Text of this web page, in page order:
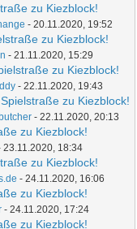
zu Kiezblock!
- 20.11.2020, 19:52
zu Kiezblock!
- 21.11.2020, 15:29
zu Kiezblock!
- 22.11.2020, 19:43
zu Kiezblock!
butcher - 22.11.2020, 20:13
zu Kiezblock!
23.11.2020, 18:34
zu Kiezblock!
- 24.11.2020, 16:06
zu Kiezblock!
- 24.11.2020, 17:24
zu Kiezblock!